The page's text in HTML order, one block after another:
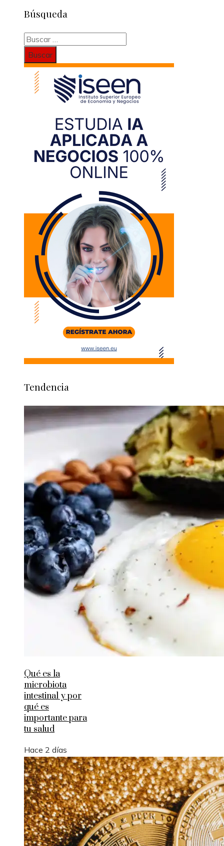
Búsqueda
Buscar:
Tendencia
Qué es la
microbiota
intestinal y por
qué es
importante para
tu salud
Hace 2 días